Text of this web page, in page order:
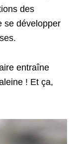
des
se développer
entraîne
! Et ça,